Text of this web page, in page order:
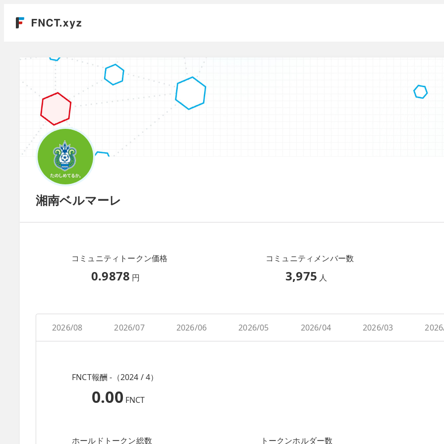
湘南ベルマーレ
コミュニティトークン価格
0.9878 円
コミュニティメンバー数
3,975 人
2026/08 2026/07 2026/06 2026/05 2026/04 2026/03
FNCT報酬 -（2024 / 4）
0.00 FNCT
ホールドトークン総数 トークンホルダー数